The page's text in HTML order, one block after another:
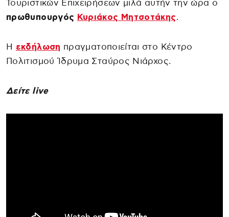
Τουριστικών Επιχειρήσεων μιλά αυτήν την ώρα ο
πρωθυπουργός Κυριάκος Μητσοτάκης.
Η εκδήλωση πραγματοποιείται στο Κέντρο
Πολιτισμού Ίδρυμα Σταύρος Νιάρχος.
Δείτε live